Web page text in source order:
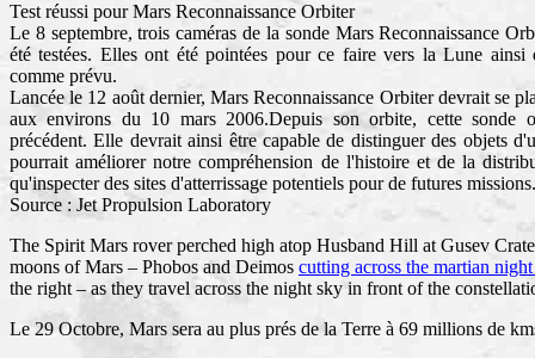
Test réussi pour Mars Reconnaissance Orbiter
Le 8 septembre, trois caméras de la sonde Mars Reconnaissance
été testées. Elles ont été pointées pour ce faire vers la Lune
comme prévu.
Lancée le 12 août dernier, Mars Reconnaissance Orbiter devrait se
aux environs du 10 mars 2006.Depuis son orbite, cette sonde
précédent. Elle devrait ainsi être capable de distinguer des objets
pourrait améliorer notre compréhension de l'histoire et de la
qu'inspecter des sites d'atterrissage potentiels pour de futures missions.
Source : Jet Propulsion Laboratory
The Spirit Mars rover perched high atop Husband Hill at Gusev
moons of Mars – Phobos and Deimos cutting across the martian
the right – as they travel across the night sky in front of the
Le 29 Octobre, Mars sera au plus prés de la Terre à 69 millions de